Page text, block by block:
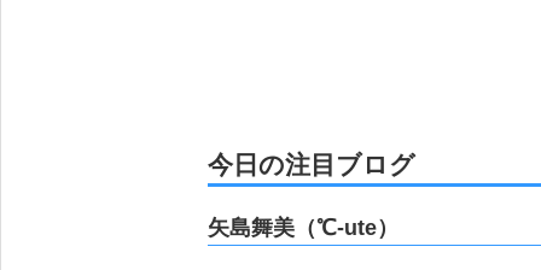
今日の注目ブログ
矢島舞美（℃-ute）